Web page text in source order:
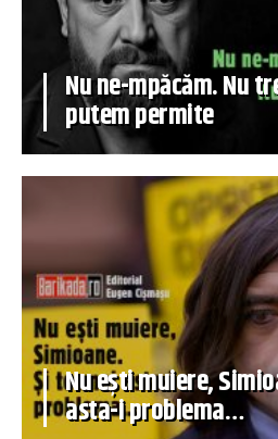
Nu ne-mpăcăm. Nu
putem permite
Nu ești muiere,
asta-i problema…